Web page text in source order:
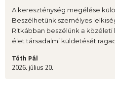
A kereszténység megélése
Beszélhetünk személyes
Ritkábban beszélünk a
élet társadalmi küldetését
Tóth Pál
2026. július 20.